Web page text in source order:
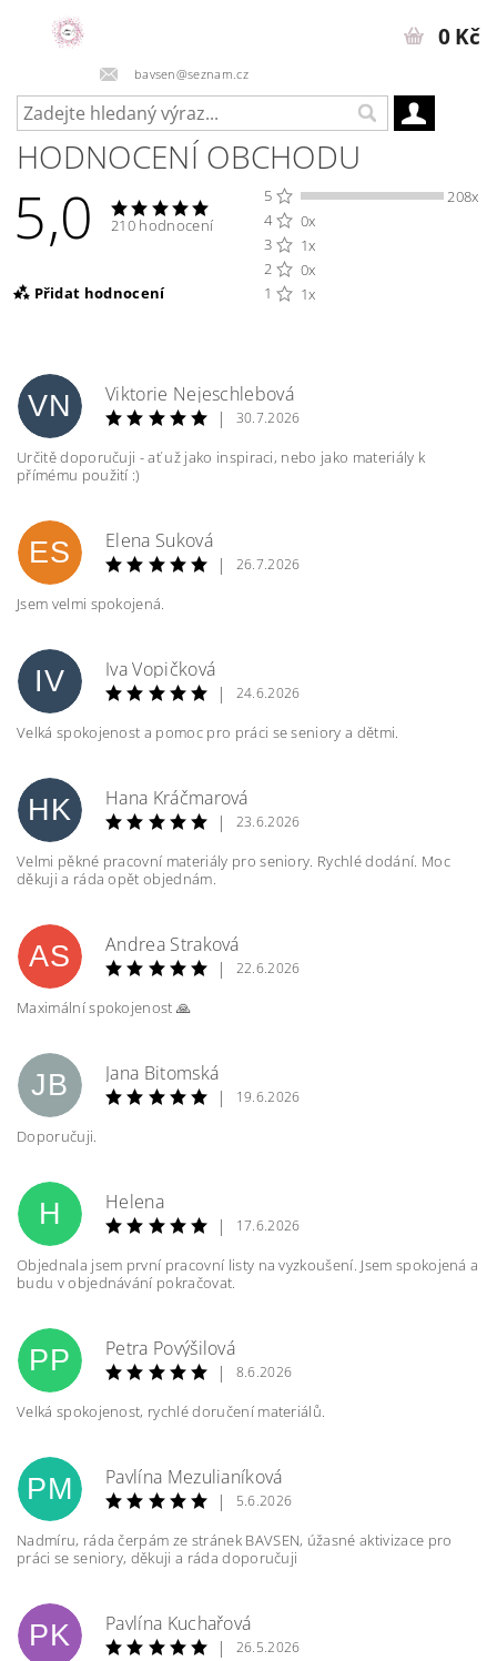
bavsen@seznam.cz
0 Kč
HODNOCENÍ OBCHODU
5,0 210 hodnocení
Přidat hodnocení
5
208x
4
0x
3
1x
2
0x
1
1x
ochrany osobních údajů
BEZPEČNOSTNÍ KONTROLA
Opište text z obrázku
VN
Viktorie Nejeschlebová
|
30.7.2026
Určitě doporučuji - ať už jako inspiraci, nebo jako materiály k
přímému použití :)
ES
Elena Suková
|
26.7.2026
Jsem velmi spokojená.
IV
Iva Vopičková
|
24.6.2026
Velká spokojenost a pomoc pro práci se seniory a dětmi.
HK
Hana Kráčmarová
|
23.6.2026
Velmi pěkné pracovní materiály pro seniory. Rychlé dodání. Moc
děkuji a ráda opět objednám.
AS
Andrea Straková
|
22.6.2026
Maximální spokojenost 🙏
JB
Jana Bitomská
|
19.6.2026
Doporučuji.
H
Helena
|
17.6.2026
Objednala jsem první pracovní listy na vyzkoušení. Jsem spokojená a
budu v objednávání pokračovat.
PP
Petra Povýšilová
|
8.6.2026
Velká spokojenost, rychlé doručení materiálů.
PM
Pavlína Mezulianíková
|
5.6.2026
Nadmíru, ráda čerpám ze stránek BAVSEN, úžasné aktivizace pro
práci se seniory, děkuji a ráda doporučuji
PK
Pavlína Kuchařová
|
26.5.2026